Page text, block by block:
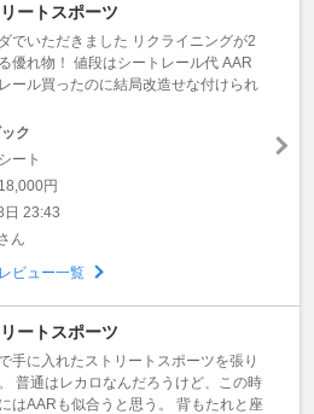
ートスポーツ
でいただきました リクライニングが2
優れ物！ 値段はシートレール代 AAR
ール買ったのに結局改造せな付けられ
ク
ート
円
日 23:43
ん
ビュー一覧
ートスポーツ
手に入れたストリートスポーツを張り
普通はレカロなんだろうけど、この時
はAARも似合うと思う。 背もたれと座